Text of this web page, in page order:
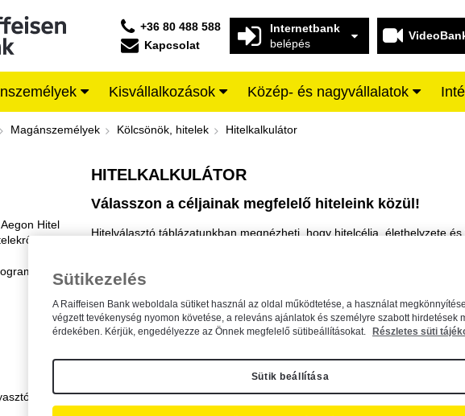
+36 80 488 588
Kapcsolat
Internetbank
belépés
Kisvállalkozások Közép- és nagyvállalatok
- Raiffeisen BANK
Magánszemélyek Kölcsönök, hitelek Hitelkalkulátor
Hitel
HITELKALKULÁTOR
Válasszon a céljainak megfelelő hiteleink közül!
Hitelválasztó táblázatunkban megnézheti, hogy hitelcélja, élethelyzete
SZEMÉLYI KÖLCSÖN
Sütikezelés
A Raiffeisen Bank weboldala sütiket használ az oldal működtetése, a használat
végzett tevékenység nyomon követése, a releváns ajánlatok és személyre szabott hirdetések
érdekében. Kérjük, engedélyezze az Önnek megfelelő sütibeállításokat.
Részletes süti
Sütik beállítása